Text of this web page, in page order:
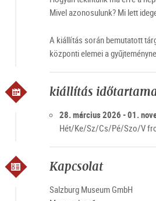
Mivel azonosulunk? Mi lett
A kiállítás során bemutatott
központi elemei a
kiállítás
28. március 2026 - 01.
Hét/Ke/Sz/Cs/Pé/Szo/V
Kapcsolat
Salzburg Museum GmbH